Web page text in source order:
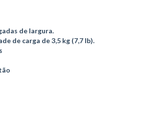
de largura.
de carga de 3,5 kg (7,7 lb).